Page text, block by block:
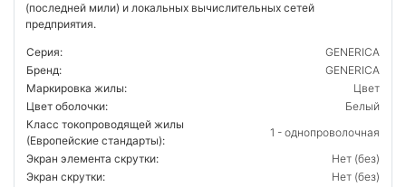
(последней мили) и локальных вычислительных сетей
предприятия.
Серия:
GENERICA
Бренд:
GENERICA
Маркировка жилы:
Цвет
Цвет оболочки:
Белый
Класс токопроводящей жилы
(Европейские стандарты):
1 - однопроволочная
Экран элемента скрутки:
Нет (без)
Экран скрутки:
Нет (без)